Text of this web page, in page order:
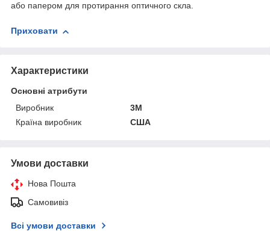
або папером для протирання оптичного скла.
Приховати
Характеристики
Основні атрибути
Виробник
3М
Країна виробник
США
Умови доставки
Нова Пошта
Самовивіз
Всі умови доставки